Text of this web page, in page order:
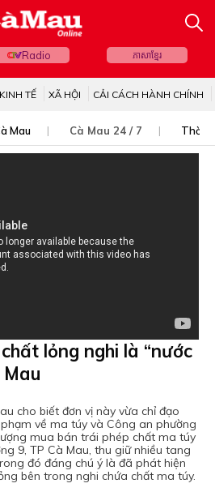
Radio ភាសាខ្មែរ
KINH TẾ XÃ HỘI CẢI CÁCH HÀNH CHÍNH
Mau Cà Mau 24 / 7 Thời
lỏng nghi là “nước
cho biết đơn vị này vừa chỉ đạo
về ma túy và Công an phường
mua bán trái phép chất ma túy
9, TP Cà Mau, thu giữ nhiều tang
đó đáng chú ý là đã phát hiện
bên trong nghi chứa chất ma túy.